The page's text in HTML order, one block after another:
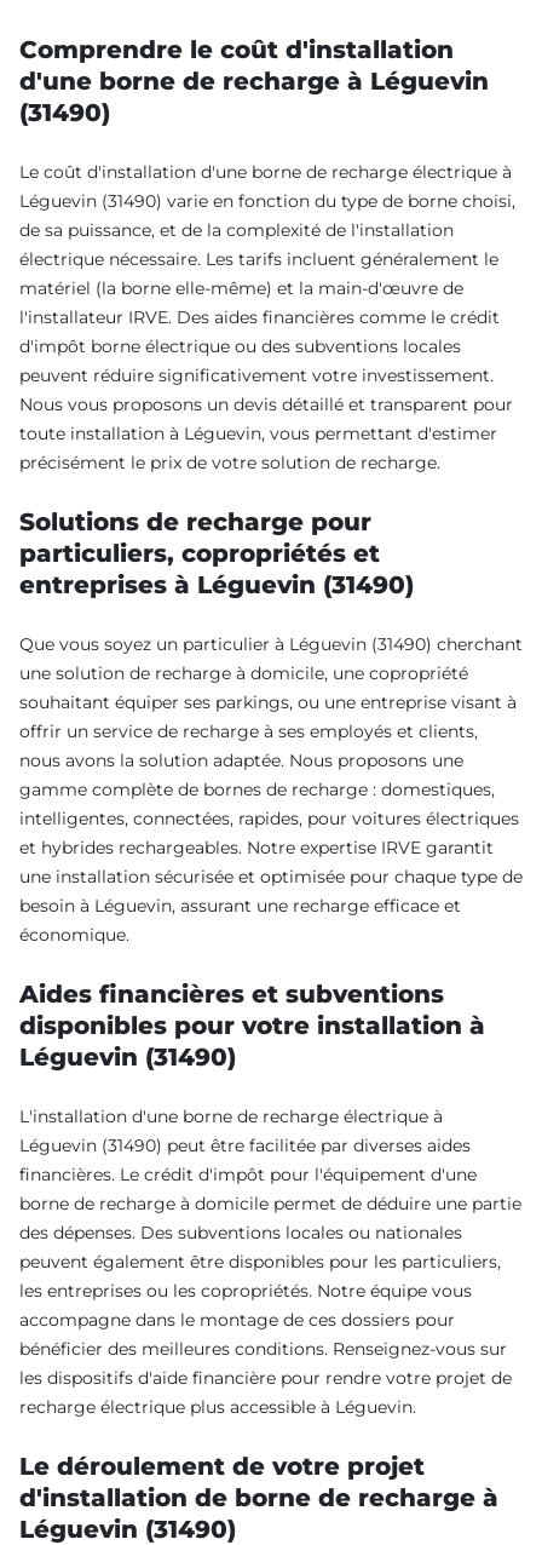
Comprendre le coût d'installation
d'une borne de recharge à Léguevin
(31490)
Le coût d'installation d'une borne de recharge électrique à
Léguevin (31490) varie en fonction du type de borne choisi,
de sa puissance, et de la complexité de l'installation
électrique nécessaire. Les tarifs incluent généralement le
matériel (la borne elle-même) et la main-d'œuvre de
l'installateur IRVE. Des aides financières comme le crédit
d'impôt borne électrique ou des subventions locales
peuvent réduire significativement votre investissement.
Nous vous proposons un devis détaillé et transparent pour
toute installation à Léguevin, vous permettant d'estimer
précisément le prix de votre solution de recharge.
Solutions de recharge pour
particuliers, copropriétés et
entreprises à Léguevin (31490)
Que vous soyez un particulier à Léguevin (31490) cherchant
une solution de recharge à domicile, une copropriété
souhaitant équiper ses parkings, ou une entreprise visant à
offrir un service de recharge à ses employés et clients,
nous avons la solution adaptée. Nous proposons une
gamme complète de bornes de recharge : domestiques,
intelligentes, connectées, rapides, pour voitures électriques
et hybrides rechargeables. Notre expertise IRVE garantit
une installation sécurisée et optimisée pour chaque type de
besoin à Léguevin, assurant une recharge efficace et
économique.
Aides financières et subventions
disponibles pour votre installation à
Léguevin (31490)
L'installation d'une borne de recharge électrique à
Léguevin (31490) peut être facilitée par diverses aides
financières. Le crédit d'impôt pour l'équipement d'une
borne de recharge à domicile permet de déduire une partie
des dépenses. Des subventions locales ou nationales
peuvent également être disponibles pour les particuliers,
les entreprises ou les copropriétés. Notre équipe vous
accompagne dans le montage de ces dossiers pour
bénéficier des meilleures conditions. Renseignez-vous sur
les dispositifs d'aide financière pour rendre votre projet de
recharge électrique plus accessible à Léguevin.
Le déroulement de votre projet
d'installation de borne de recharge à
Léguevin (31490)